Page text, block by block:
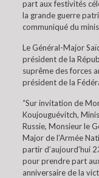
part aux festivités
la grande guerre
communiqué du
Le Général-Major
président de la
suprême des forces
président de la
“Sur invitation de
Koujouguévitch,
Russie, Monsieur le
Major de l’Armée
partir d’aujourd’hui
pour prendre part
anniversaire de la